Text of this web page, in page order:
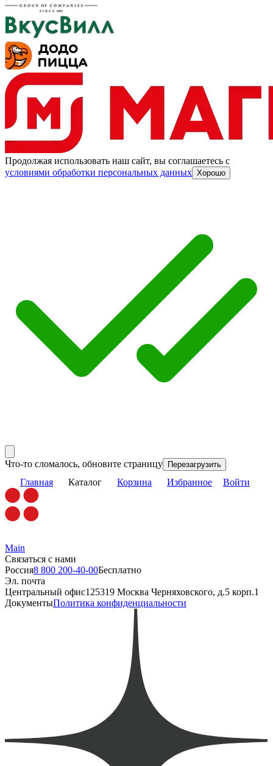
Продолжая использовать наш сайт, вы соглашаетесь c
условиями обработки персональных данных Хорошо
Что-то сломалось, обновите страницу Перезагрузить
Главная Каталог Корзина Избранное Войти
Main
Связаться с нами
Россия8 800 200-40-00Бесплатно
Эл. почта
Центральный офис125319 Москва Черняховского, д.5 корп.1
ДокументыПолитика конфиденциальности